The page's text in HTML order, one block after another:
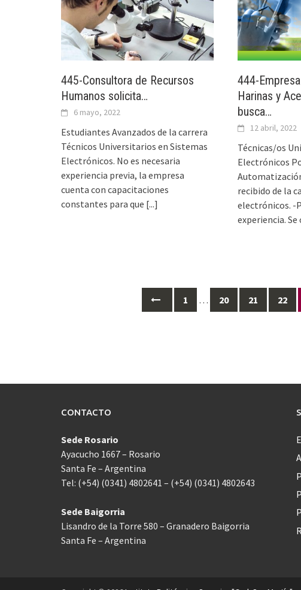
445-Consultora de Recursos
Humanos solicita…
6 mayo, 2022
Estudiantes Avanzados de la carrera
Técnicos Universitarios en Sistemas
Electrónicos. No es necesaria
experiencia previa, la empresa
cuenta con capacitaciones
constantes para que [...]
444-
Harinas y
busca…
12 abril, 2022
Técnicas/os
Electrónicos
recibido de la
electrónicos. -
experiencia.
1 … 20 21 22
CONTACTO
Sede Rosario
Ayacucho 1667 – Rosario
Santa Fe – Argentina
Tel: (+54) (0341) 4802641 – (+54) (0341) 4802643
Sede Baigorria
Lisandro de la Torre 580 – Granadero Baigorria
Santa Fe – Argentina